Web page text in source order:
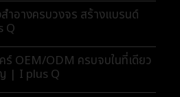
ำอางครบวงจร สร้างแบรนด์
Q
OEM/ODM ครบจบในที่เดียว
| I plus Q